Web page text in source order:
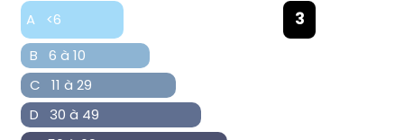
A <6 3
B 6 à 10
C 11 à 29
D 30 à 49